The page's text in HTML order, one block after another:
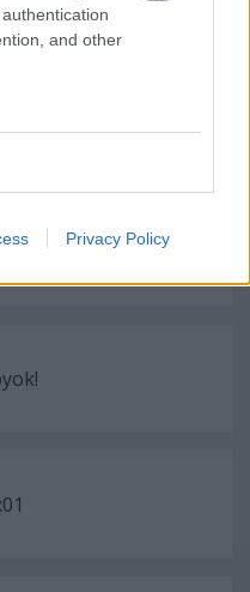
and other
Privacy Policy
Tréler III.